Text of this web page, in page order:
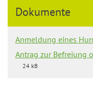
Dokumente
Anmeldung eines
Antrag zur Befreiung
24 kB